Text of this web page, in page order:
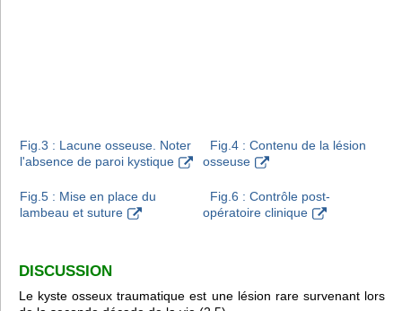
Fig.3 : Lacune osseuse. Noter
l'absence de paroi kystique
Fig.4 : Contenu de la lésion
osseuse
Fig.5 : Mise en place du
lambeau et suture
Fig.6 : Contrôle post-
opératoire clinique
DISCUSSION
Le kyste osseux traumatique est une lésion rare survenant lors